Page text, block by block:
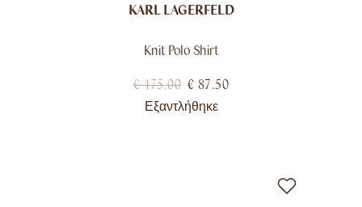
KARL LAGERFELD
Knit Polo Shirt
€175.00 € 87.50
Εξαντλήθηκε